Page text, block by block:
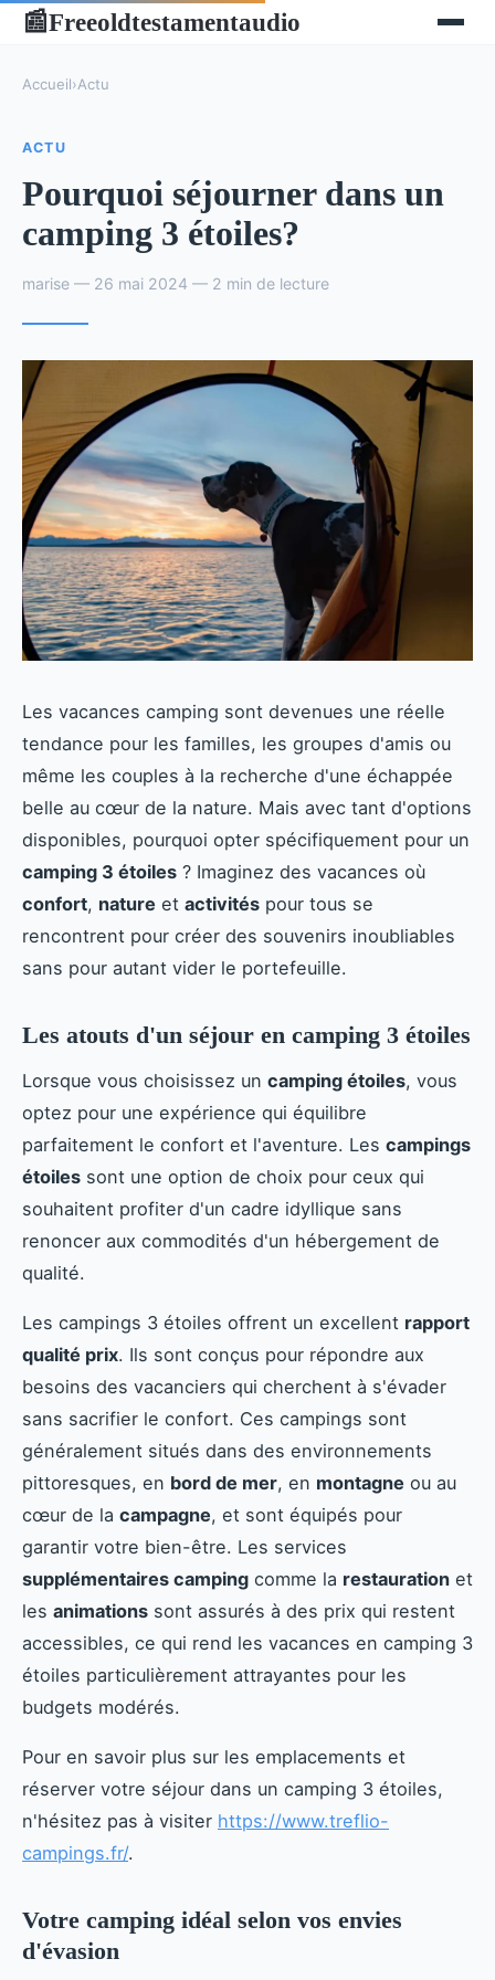
📰Freeoldtestamentaudio
Accueil›Actu
ACTU
Pourquoi séjourner dans un
camping 3 étoiles?
marise — 26 mai 2024 — 2 min de lecture
Les vacances camping sont devenues une réelle
tendance pour les familles, les groupes d'amis ou
même les couples à la recherche d'une échappée
belle au cœur de la nature. Mais avec tant d'options
disponibles, pourquoi opter spécifiquement pour un
camping 3 étoiles ? Imaginez des vacances où
confort, nature et activités pour tous se
rencontrent pour créer des souvenirs inoubliables
sans pour autant vider le portefeuille.
Les atouts d'un séjour en camping 3 étoiles
Lorsque vous choisissez un camping étoiles, vous
optez pour une expérience qui équilibre
parfaitement le confort et l'aventure. Les campings
étoiles sont une option de choix pour ceux qui
souhaitent profiter d'un cadre idyllique sans
renoncer aux commodités d'un hébergement de
qualité.
Les campings 3 étoiles offrent un excellent rapport
qualité prix. Ils sont conçus pour répondre aux
besoins des vacanciers qui cherchent à s'évader
sans sacrifier le confort. Ces campings sont
généralement situés dans des environnements
pittoresques, en bord de mer, en montagne ou au
cœur de la campagne, et sont équipés pour
garantir votre bien-être. Les services
supplémentaires camping comme la restauration et
les animations sont assurés à des prix qui restent
accessibles, ce qui rend les vacances en camping 3
étoiles particulièrement attrayantes pour les
budgets modérés.
Pour en savoir plus sur les emplacements et
réserver votre séjour dans un camping 3 étoiles,
n'hésitez pas à visiter https://www.treflio-
campings.fr/.
Votre camping idéal selon vos envies
d'évasion